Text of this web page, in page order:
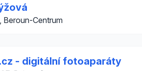
Beroun-Centrum
- digitální fotoaparáty